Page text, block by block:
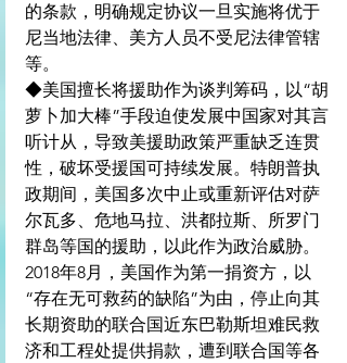
的条款，明确规定协议一旦实施将优于
尼当地法律、美方人员不受尼法律管辖
等。
◆美国擅长将援助作为谈判筹码，以“胡
萝卜加大棒”手段迫使发展中国家对其言
听计从，导致美援助政策严重缺乏连贯
性，破坏受援国可持续发展。特朗普执
政期间，美国多次中止或重新评估对萨
尔瓦多、危地马拉、洪都拉斯、所罗门
群岛等国的援助，以此作为政治威胁。
2018年8月，美国作为第一捐资方，以
“存在无可救药的缺陷”为由，停止向其
长期资助的联合国近东巴勒斯坦难民救
济和工程处提供捐款，遭到联合国等各